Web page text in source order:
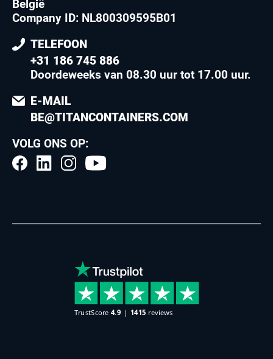
België
Company ID: NL800309595B01
TELEFOON
+31 186 745 886
Doordeweeks van 08.30 uur tot 17.00 uur.
E-MAIL
BE@TITANCONTAINERS.COM
VOLG ONS OP: